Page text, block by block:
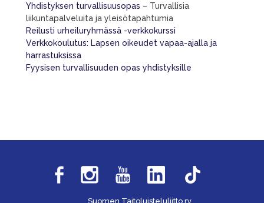
Yhdistyksen turvallisuusopas – Turvallisia
liikuntapalveluita ja yleisötapahtumia
Reilusti urheiluryhmässä -verkkokurssi
Verkkokoulutus: Lapsen oikeudet vapaa-ajalla ja
harrastuksissa
Fyysisen turvallisuuden opas yhdistyksille
Suomen Taitoluisteluliitto ry